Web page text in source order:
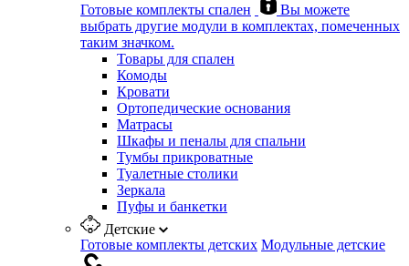
Готовые комплекты спален
Вы можете
выбрать другие модули в комплектах, помеченных
таким значком.
Товары для спален
Комоды
Кровати
Ортопедические основания
Матрасы
Шкафы и пеналы для спальни
Тумбы прикроватные
Туалетные столики
Зеркала
Пуфы и банкетки
Детские
Готовые комплекты детских Модульные детские